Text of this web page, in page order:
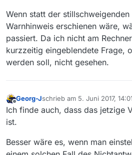
Wenn statt der
Warnhinweis erschienen wäre,
passiert. Da ich nicht am
kurzzeitig eingeblendete Frage,
werden soll, nicht gesehen.
Offline
Georg-Jschrieb am 5. Juni 2017, 14:01
zuletzt editiert von
Ich finde auch, dass das jetzige
ist.
Besser wäre es, wenn man